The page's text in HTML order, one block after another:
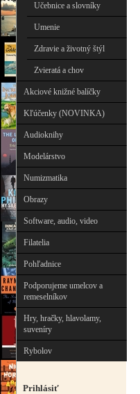
Učebnice a slovníky
Umenie
Zdravie a životný štýl
Zvieratá a chov
Akciové knižné balíčky
Kľúčenky (NOVINKA)
Audioknihy
Modelárstvo
Numizmatika
Obrazy
Software, audio, video
Filatelia
Pohľadnice
Podporujeme umelcov a
remeselníkov
Hry, hračky, hlavolamy,
suveníry
Rybolov
Prihlásiť